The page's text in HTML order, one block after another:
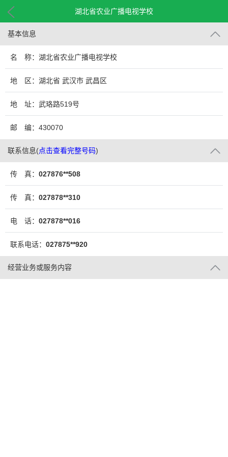
湖北省农业广播电视学校
基本信息
名 称：湖北省农业广播电视学校
地 区：湖北省 武汉市 武昌区
地 址：武珞路519号
邮 编：430070
联系信息(点击查看完整号码)
传 真： 027876**508
传 真： 027878**310
电 话： 027878**016
联系电话： 027875**920
经营业务或服务内容